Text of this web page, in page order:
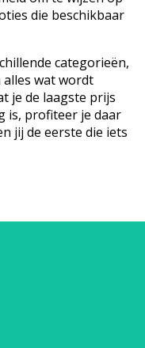
die beschikbaar
categorieën,
alles wat wordt
je de laagste prijs
is, profiteer je daar
jij de eerste die iets